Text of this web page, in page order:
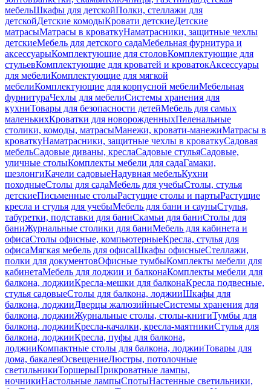
мебельШкафы для детскойПолки, стеллажи для
детскойДетские комодыКровати детскиеДетские
матрасыМатрасы в кроваткуНаматрасники, защитные чехлы
детскиеМебель для детского садаМебельная фурнитура и
аксессуарыКомплектующие для столовКомплектующие для
стульевКомплектующие для кроватей и кроватокАксессуары
для мебелиКомплектующие для мягкой
мебелиКомплектующие для корпусной мебелиМебельная
фурнитураЧехлы для мебелиСистемы хранения для
кухниТовары для безопасности детейМебель для самых
маленькихКроватки для новорожденныхПеленальные
столики, комоды, матрасыМанежи, кровати-манежиМатрасы в
кроваткуНаматрасники, защитные чехлы в кроваткуСадовая
мебельСадовые диваны, креслаСадовые стульяСадовые,
уличные столыКомплекты мебели для садаГамаки,
шезлонгиКачели садовыеНадувная мебельКухни
походныеСтолы для садаМебель для учебыСтолы, стулья
детскиеПисьменные столыРастущие столы и партыРастущие
кресла и стулья для учебыМебель для бани и сауныСтулья,
табуретки, подставки для баниСкамьи для баниСтолы для
баниЖурнальные столики для баниМебель для кабинета и
офисаСтолы офисные, компьютерныеКресла, стулья для
офисаМягкая мебель для офисаШкафы офисныеСтеллажи,
полки для документовОфисные тумбыКомплекты мебели для
кабинетаМебель для лоджии и балконаКомплекты мебели для
балкона, лоджииКресла-мешки для балконаКресла подвесные,
стулья садовыеСтолы для балкона, лоджииШкафы для
балкона, лоджииДверцы жалюзийныеСистемы хранения для
балкона, лоджииЖурнальные столы, столы-книгиТумбы для
балкона, лоджииКресла-качалки, кресла-маятникиСтулья для
балкона, лоджииКресла, пуфы для балкона,
лоджииКомпактные столы для балкона, лоджииТовары для
дома, бакалеяОсвещениеЛюстры, потолочные
светильникиТоршерыПрикроватные лампы,
ночникиНастольные лампыСпотыНастенные светильники,